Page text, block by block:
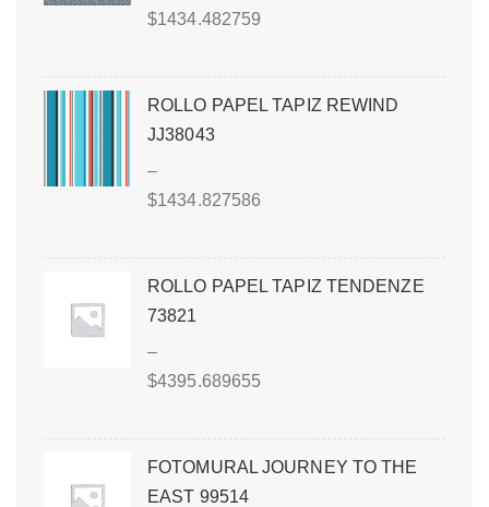
$1434.482759
ROLLO PAPEL TAPIZ REWIND
JJ38043
–
$1434.827586
ROLLO PAPEL TAPIZ TENDENZE
73821
–
$4395.689655
FOTOMURAL JOURNEY TO THE
EAST 99514